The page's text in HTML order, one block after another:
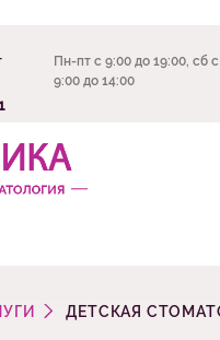
Пн-пт с 9:00 до 19:00, сб с
9:00 до 14:00
ДЕТСКАЯ